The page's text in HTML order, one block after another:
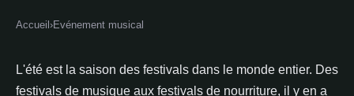
Les Festivals les Plus Connus et
Accueil ›Evénement musical
L'été est la saison des festivals dans le monde entier. Des
festivals de musique aux festivals de nourriture, il y en a